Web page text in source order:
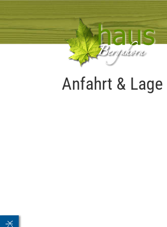
to
content
Anfahrt &